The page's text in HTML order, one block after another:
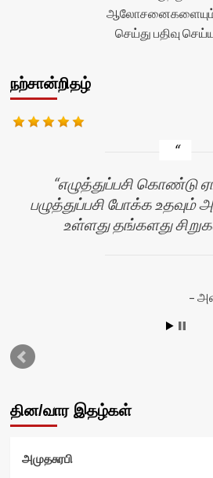
ஆலோசனைகளையும்
செய்து பதிவு
நற்சான்றிதழ்
எழுத்துப்பசி கொண்டு
பழுத்துப்பசி போக்க உதவும்
உள்ளது தங்களது
தின/வார இதழ்கள்
அமுதசுரபி